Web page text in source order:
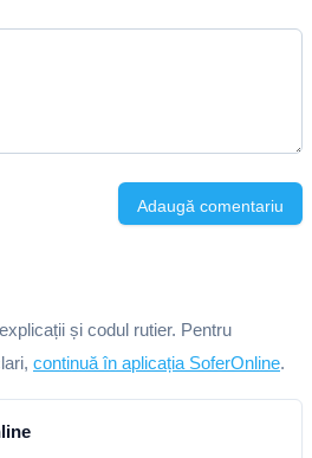
Adaugă comentariu
și codul rutier. Pentru
continuă în aplicația SoferOnline.